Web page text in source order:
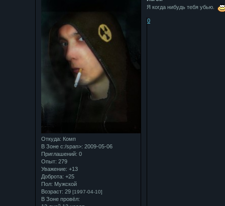
Откуда: Комп
В Зоне с:/span>: 2009-05-06
Приглашений: 0
Опыт: 279
Уважение: +13
Доброта: +25
Пол: Мужской
Возраст: 29 [1997-04-10]
В Зоне провёл:
Я когда нибудь тебя убью.
0